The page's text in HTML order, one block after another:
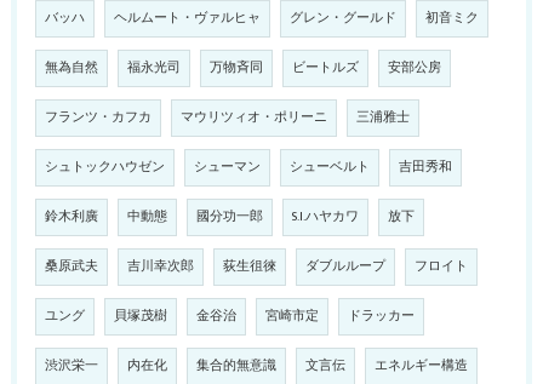
バッハ ヘルムート・ヴァルヒャ グレン・グールド 初音ミク
無為自然 福永光司 万物斉同 ビートルズ 安部公房
フランツ・カフカ マウリツィオ・ポリーニ 三浦雅士
シュトックハウゼン シューマン シューベルト 吉田秀和
鈴木利廣 中動態 國分功一郎 S.I.ハヤカワ 放下
桑原武夫 吉川幸次郎 荻生徂徠 ダブルループ フロイト
ユング 貝塚茂樹 金谷治 宮崎市定 ドラッカー
渋沢栄一 内在化 集合的無意識 文言伝 エネルギー構造